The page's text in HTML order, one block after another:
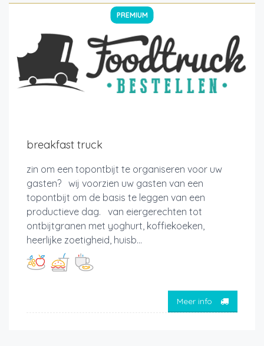
PREMIUM
breakfast truck
zin om een topontbijt te organiseren voor uw
gasten? wij voorzien uw gasten van een
topontbijt om de basis te leggen van een
productieve dag. van eiergerechten tot
ontbijtgranen met yoghurt, koffiekoeken,
heerlijke zoetigheid, huisb...
Meer info